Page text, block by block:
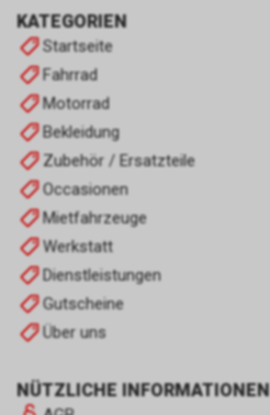
KATEGORIEN
Startseite
Fahrrad
Motorrad
Bekleidung
Zubehör / Ersatzteile
Occasionen
Mietfahrzeuge
Werkstatt
Dienstleistungen
Gutscheine
Über uns
NÜTZLICHE INFORMATIONEN